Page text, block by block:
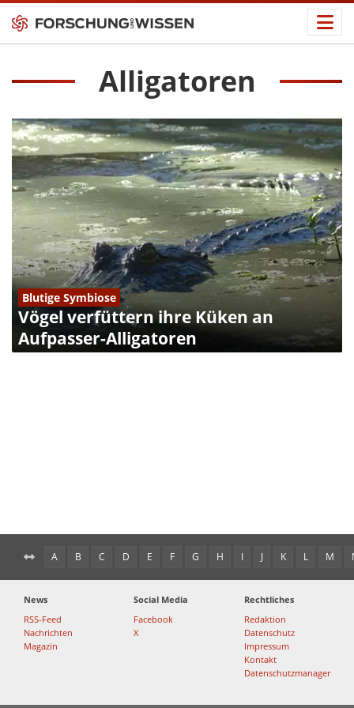
Alligatoren
Blutige Symbiose
Vögel verfüttern ihre Küken an
Aufpasser-Alligatoren
A B C D E F G H I J K L M
News
RSS-Feed
Nachrichten
Magazin
Social Media
Facebook
X
Rechtliches
Redaktion
Datenschutz
Impressum
Kontakt
Datenschutzmanager